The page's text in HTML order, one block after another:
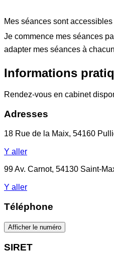
Mes séances sont
Je commence mes séances
adapter mes séances à
Informations
Rendez-vous en cabinet
Adresses
18 Rue de la Maix, 54160
Y aller
99 Av. Carnot, 54130 Saint-
Y aller
Téléphone
Afficher le numéro
SIRET